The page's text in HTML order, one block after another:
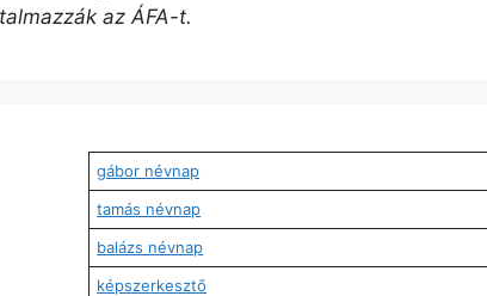
az ÁFA-t.
gábor névnap
tamás névnap
balázs névnap
képszerkesztő